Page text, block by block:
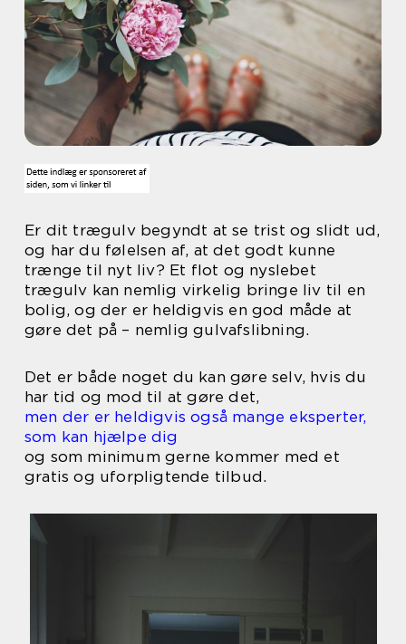
Er dit trægulv begyndt at se trist og slidt ud,
og har du følelsen af, at det godt kunne
trænge til nyt liv? Et flot og nyslebet
trægulv kan nemlig virkelig bringe liv til en
bolig, og der er heldigvis en god måde at
gøre det på – nemlig gulvafslibning.
Det er både noget du kan gøre selv, hvis du
har tid og mod til at gøre det,
men der er heldigvis også mange eksperter,
som kan hjælpe dig
og som minimum gerne kommer med et
gratis og uforpligtende tilbud.